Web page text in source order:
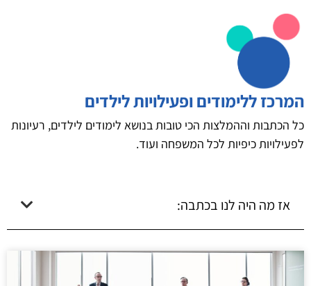
המרכז ללימודים ופעילויות לילדים
כל הכתבות וההמלצות הכי טובות בנושא לימודים לילדים, רעיונות
לפעילויות כיפיות לכל המשפחה ועוד.
אז מה היה לנו בכתבה: